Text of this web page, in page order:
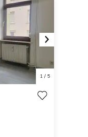
Next
1/ 5